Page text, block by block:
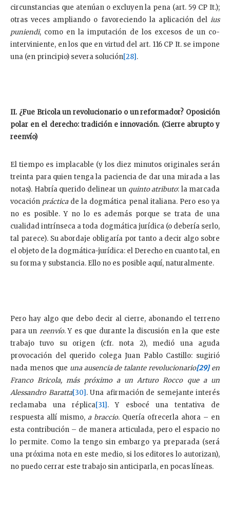
circunstancias que atenúan o excluyen la pena (art. 59 CP It.);
otras veces ampliando o favoreciendo la aplicación del ius
puniendi, como en la imputación de los excesos de un co-
interviniente, en los que en virtud del art. 116 CP It. se impone
una (en principio) severa solución[28].
II. ¿Fue Bricola un revolucionario o un reformador? Oposición
polar en el derecho: tradición e innovación. (Cierre abrupto y
reenvío)
El tiempo es implacable (y los diez minutos originales serán
treinta para quien tenga la paciencia de dar una mirada a las
notas). Habría querido delinear un quinto atributo: la marcada
vocación prácticade la dogmática penal italiana. Pero eso ya
no es posible. Y no lo es además porque se trata de una
cualidad intrínseca a toda dogmática jurídica (o debería serlo,
tal parece). Su abordaje obligaría por tanto a decir algo sobre
el objeto de la dogmática-jurídica: el Derecho en cuanto tal, en
su forma y substancia. Ello no es posible aquí, naturalmente.
Pero hay algo que debo decir al cierre, abonando el terreno
para un reenvío. Y es que durante la discusión en la que este
trabajo tuvo su origen (cfr. nota 2), medió una aguda
provocación del querido colega Juan Pablo Castillo: sugirió
nada menos que una ausencia de talante revolucionario[29]en
Franco Bricola, más próximo a un Arturo Rocco que a un
Alessandro Baratta[30]. Una afirmación de semejante interés
reclamaba una réplica[31]. Y esbocé una tentativa de
respuesta allí mismo, a braccio. Quería ofrecerla ahora – en
esta contribución – de manera articulada, pero el espacio no
lo permite. Como la tengo sin embargo ya preparada (será
una próxima nota en este medio, si los editores lo autorizan),
no puedo cerrar este trabajo sin anticiparla, en pocas líneas.